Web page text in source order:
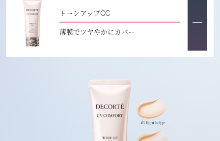
トーンアップCC
薄膜でツヤやかにカバー